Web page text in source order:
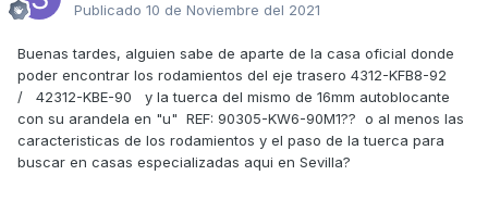
Publicado 10 de Noviembre del 2021
Buenas tardes, alguien sabe de aparte de la casa oficial donde
poder encontrar los rodamientos del eje trasero 4312-KFB8-92
/ 42312-KBE-90 y la tuerca del mismo de 16mm autoblocante
con su arandela en "u" REF: 90305-KW6-90M1?? o al menos las
caracteristicas de los rodamientos y el paso de la tuerca para
buscar en casas especializadas aqui en Sevilla?